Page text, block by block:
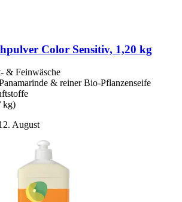
Color Sensitiv, 1,20 kg
& Feinwäsche
& reiner Bio-Pflanzenseife
kg)
August